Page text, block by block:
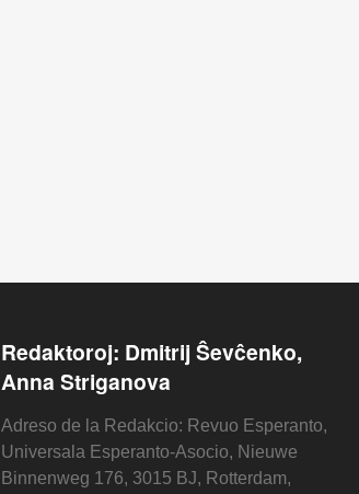
Redaktoroj: Dmitrij Ŝevĉenko,
Anna Striganova
Adreso de la Redakcio: Revuo Esperanto,
Universala Esperanto-Asocio, Nieuwe
Binnenweg 176, 3015 BJ, Rotterdam,